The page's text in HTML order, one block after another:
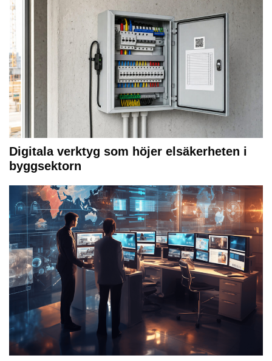
Digitala verktyg som höjer elsäkerheten i
byggsektorn